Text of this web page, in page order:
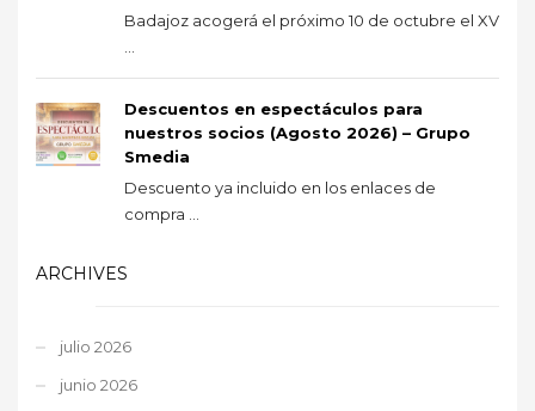
Badajoz acogerá el próximo 10 de octubre el XV
Descuentos en espectáculos para
nuestros socios (Agosto 2026) – Grupo
Smedia
Descuento ya incluido en los enlaces de
compra ...
ARCHIVES
julio 2026
junio 2026